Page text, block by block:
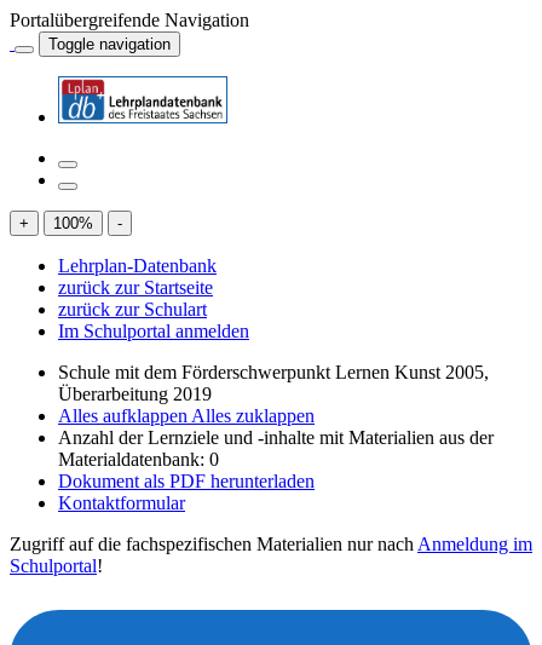
Portalübergreifende Navigation
Toggle navigation
+ 100% -
Lehrplan-Datenbank
zurück zur Startseite
zurück zur Schulart
Im Schulportal anmelden
Schule mit dem Förderschwerpunkt Lernen Kunst 2005,
Überarbeitung 2019
Alles aufklappen Alles zuklappen
Anzahl der Lernziele und -inhalte mit Materialien aus der
Materialdatenbank: 0
Dokument als PDF herunterladen
Kontaktformular
Zugriff auf die fachspezifischen Materialien nur nach Anmeldung im
Schulportal!